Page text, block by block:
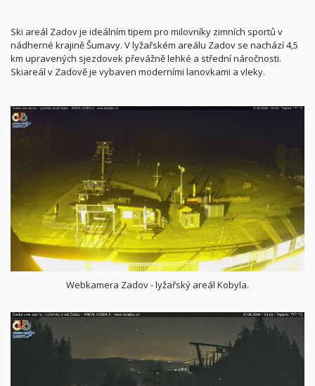
Ski areál Zadov je ideálním tipem pro milovníky zimních sportů v
nádherné krajině Šumavy. V lyžařském areálu Zadov se nachází 4,5
km upravených sjezdovek převážně lehké a střední náročnosti.
Skiareál v Zadově je vybaven moderními lanovkami a vleky.
Webkamera Zadov - lyžařský areál Kobyla.